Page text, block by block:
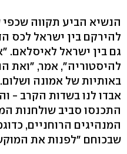
הנשיא הביע תקווה
להירקם בין ישראל לכס
גם בין ישראל לאיסלאם.
להיסטוריה", אמר, "ואת
באותיות של אמונה
אבדו לנו בשדות הקרב -
התכנסו סביב שולחנות
המנהיגים הרוחניים,
שבכוחם "לפנות את